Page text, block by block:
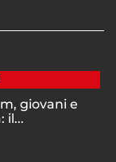
giovani e
il...